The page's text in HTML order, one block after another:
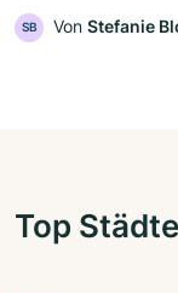
SB Von Stefanie
Top Städte